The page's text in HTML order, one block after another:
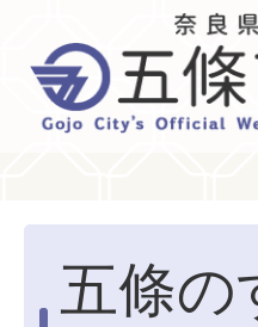
五條の